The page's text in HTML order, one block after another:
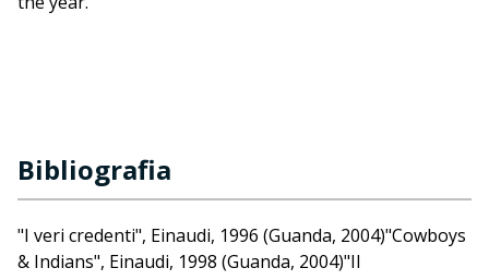
Bibliografia
"I veri credenti", Einaudi, 1996 (Guanda, 2004)"Cowboys
& Indians", Einaudi, 1998 (Guanda, 2004)"Il